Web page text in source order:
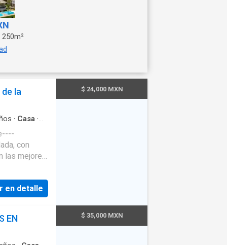
250m²
la
· Casa ·
las mejores
A 5 Minutos
2
Area
Con
en detalle
$ 24,000 MXN
EN
$ 35,000 MXN